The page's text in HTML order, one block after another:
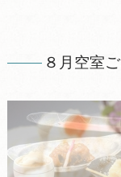
８月空室